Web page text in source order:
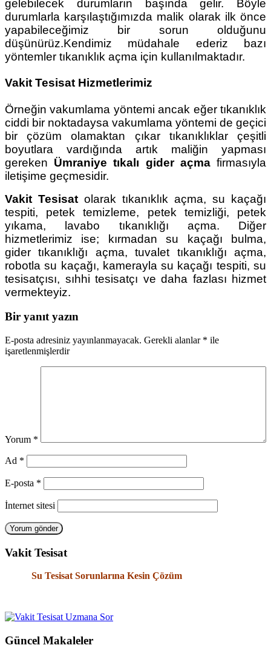
gelebilecek durumların başında gelir. Böyle
durumlarla karşılaştığımızda malik olarak ilk önce
yapabileceğimiz bir sorun olduğunu
düşünürüz.Kendimiz müdahale ederiz bazı
yöntemler tıkanıklık açma için kullanılmaktadır.
Vakit Tesisat Hizmetlerimiz
Örneğin vakumlama yöntemi ancak eğer tıkanıklık
ciddi bir noktadaysa vakumlama yöntemi de geçici
bir çözüm olamaktan çıkar tıkanıklıklar çeşitli
boyutlara vardığında artık maliğin yapması
gereken Ümraniye tıkalı gider açmafirmasıyla
iletişime geçmesidir.
Vakit Tesisat olarak tıkanıklık açma, su kaçağı
tespiti, petek temizleme, petek temizliği, petek
yıkama, lavabo tıkanıklığı açma. Diğer
hizmetlerimiz ise; kırmadan su kaçağı bulma,
gider tıkanıklığı açma, tuvalet tıkanıklığı açma,
robotla su kaçağı, kamerayla su kaçağı tespiti, su
tesisatçısı, sıhhi tesisatçı ve daha fazlası hizmet
vermekteyiz.
Bir yanıt yazın
E-posta adresiniz yayınlanmayacak. Gerekli alanlar * ile
işaretlenmişlerdir
Yorum *
Ad *
E-posta *
İnternet sitesi
Vakit Tesisat
Su Tesisat Sorunlarına Kesin Çözüm
Güncel Makaleler